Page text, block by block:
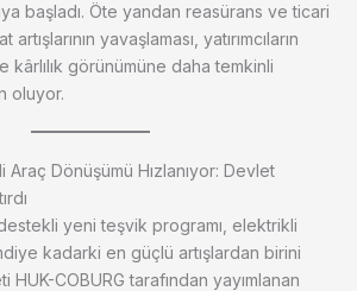
başladı. Öte yandan reasürans ve ticari
yavaşlaması, yatırımcıların
görünümüne daha temkinli
oluyor.
Araç Dönüşümü Hızlanıyor: Devlet
yeni teşvik programı, elektrikli
kadarki en güçlü artışlardan birini
HUK-COBURG tarafından yayımlanan